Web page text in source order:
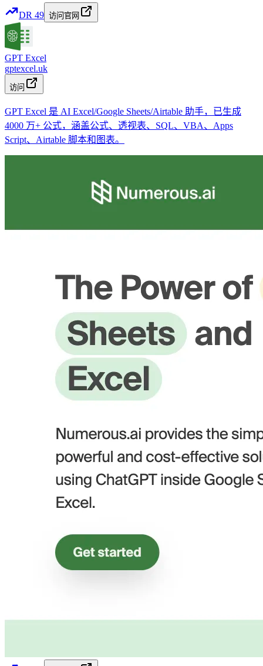
DR 49 访问官网
GPT Excel
gptexcel.uk
访问
GPT Excel 是 AI Excel/Google Sheets/Airtable 助手，已生成
4000 万+ 公式，涵盖公式、透视表、SQL、VBA、Apps
Script、Airtable 脚本和图表。